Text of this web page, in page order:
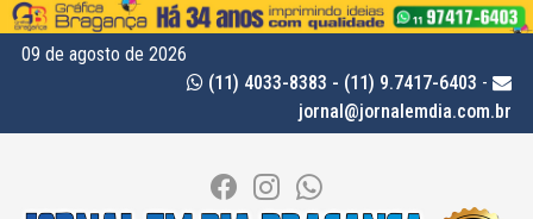
09 de agosto de 2026
(11) 4033-8383 - (11) 9.7417-6403 -
jornal@jornalemdia.com.br